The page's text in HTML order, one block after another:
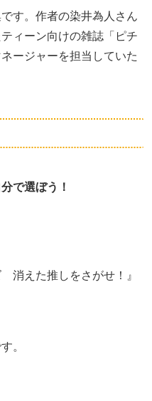
す。作者の染井為人さん
ィーン向けの雑誌「ピチ
ージャーを担当していた
で選ぼう！
消えた推しをさがせ！』
。